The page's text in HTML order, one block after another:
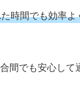
時間でも効率
間でも安心して